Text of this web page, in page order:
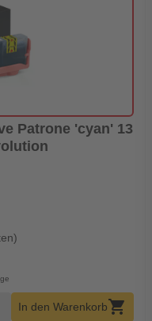
Patrone 'cyan' 13
Menge
In den Warenkorb shopping_cart